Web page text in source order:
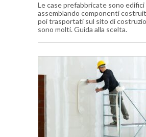
Le case prefabbricate sono edifici
assemblando componenti
poi trasportati sul sito di
sono molti. Guida alla scelta.